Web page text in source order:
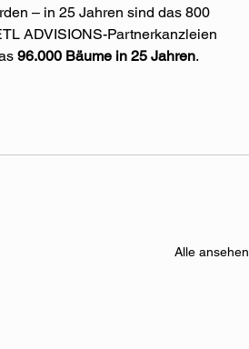
– in 25 Jahren sind das 800
ADVISIONS-Partnerkanzleien
96.000 Bäume in 25 Jahren.
Alle ansehen